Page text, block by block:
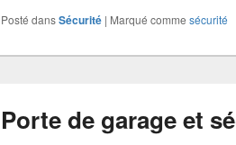
Posté dansSécurité | Marqué comme sécurité
Porte de garage et